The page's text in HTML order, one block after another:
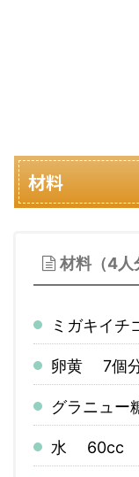
材料
材料（4人
ミガキイ
卵黄 7個
グラニュ
水 60cc